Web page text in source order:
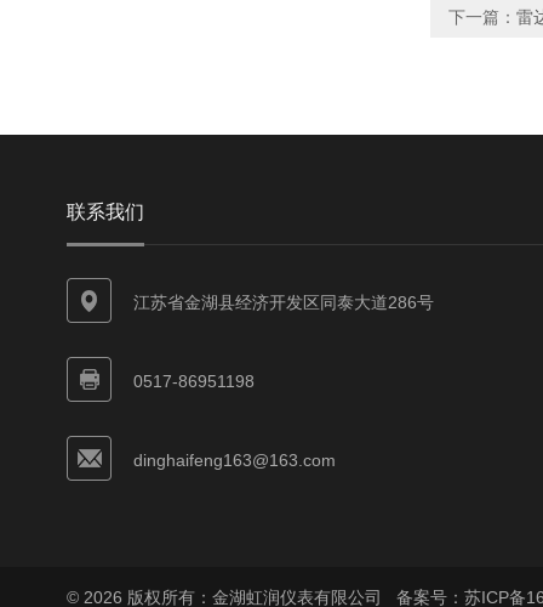
下一篇： 雷
联系我们
江苏省金湖县经济开发区同泰大道286号
0517-86951198
dinghaifeng163@163.com
© 2026 版权所有：金湖虹润仪表有限公司 备案号：苏ICP备